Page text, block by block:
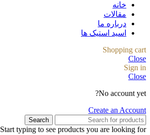
خانه
مقالات
درباره ما
اسید استیک ها
Shopping cart
Close
Sign in
Close
No account yet?
Create an Account
Search
Start typing to see products you are looking for.